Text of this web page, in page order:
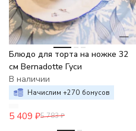
-6%
Блюдо для торта на ножке 32
см Bernadotte Гуси
В наличии
Начислим +270 бонусов
5 409 ₽5 783 ₽